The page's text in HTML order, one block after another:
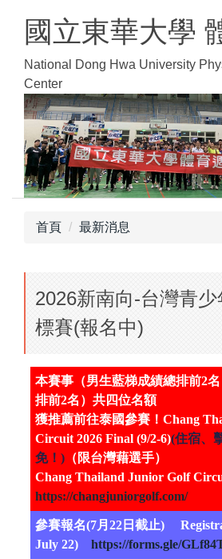
國立東華大學
National Dong Hwa University
Center
首頁 最新消息
2026新南向-台灣青
標賽(報名中)
本賽事（男生藍梯成績總排前2
排前2名）共四位名額
獲推薦前往泰國參賽！Chang
Circuit 2026 Final (9/2-6)(住宿、
免！) （限台灣藉選手）
Chang Thailand Junior Golf
https://changjuniorgolf.com/
參賽報名(7月22日截止)
July 22) https://forms.gle/